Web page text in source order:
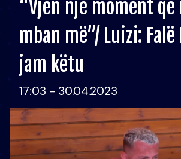
“Vjen një moment
mban më”/ Luizi:
jam këtu
17:03 - 30.04.2023